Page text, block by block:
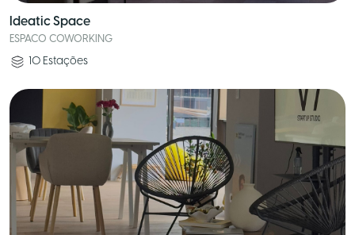
Ideatic Space
ESPACO COWORKING
10 Estações